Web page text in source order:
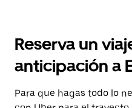
el
y
selecciona
una
fecha.
Reserva un
anticipación a
Para que hagas todo lo